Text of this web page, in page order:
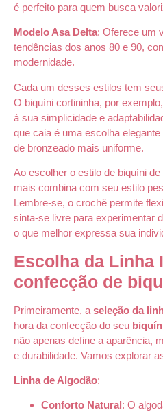
é perfeito para quem busca
Modelo Asa Delta: Oferece um
tendências dos anos 80 e 90,
modernidade.
Cada um desses estilos tem
O biquíni cortininha, por
à sua simplicidade e
que caia é uma escolha
de bronzeado mais uniforme.
Ao escolher o estilo de biquíni
mais combina com seu estilo
Lembre-se, o crochê permite
sinta-se livre para experimentar
o que melhor expressa sua
Escolha da Linha
confecção de
Primeiramente, a seleção da
hora da confecção do seu
não apenas define a aparência,
e durabilidade. Vamos explorar
Linha de Algodão:
Conforto Natural: O